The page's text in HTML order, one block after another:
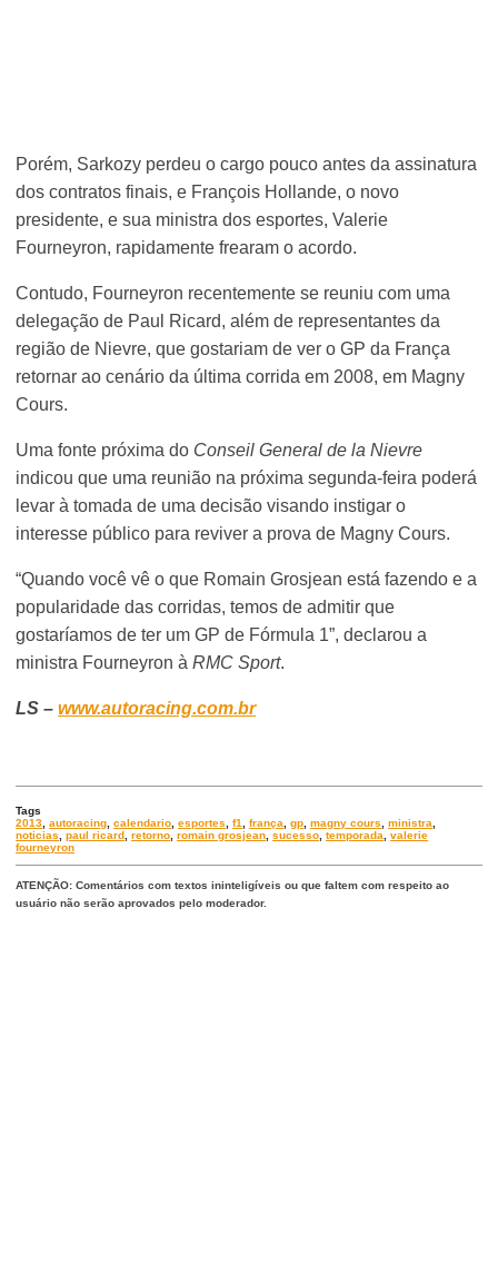
Porém, Sarkozy perdeu o cargo pouco antes da assinatura
dos contratos finais, e François Hollande, o novo
presidente, e sua ministra dos esportes, Valerie
Fourneyron, rapidamente frearam o acordo.
Contudo, Fourneyron recentemente se reuniu com uma
delegação de Paul Ricard, além de representantes da
região de Nievre, que gostariam de ver o GP da França
retornar ao cenário da última corrida em 2008, em Magny
Cours.
Uma fonte próxima do Conseil General de la Nievre
indicou que uma reunião na próxima segunda-feira poderá
levar à tomada de uma decisão visando instigar o
interesse público para reviver a prova de Magny Cours.
“Quando você vê o que Romain Grosjean está fazendo e a
popularidade das corridas, temos de admitir que
gostaríamos de ter um GP de Fórmula 1”, declarou a
ministra Fourneyron àRMC Sport.
LS –www.autoracing.com.br
Tags
2013 ,autoracing ,calendario ,esportes ,f1 ,frança ,gp ,magny cours ,ministra
noticias
,paul ricard ,retorno ,romain grosjean ,sucesso ,temporada ,valerie
fourneyron
ATENÇÃO: Comentários com textos ininteligíveis ou que faltem com respeito ao
usuário não serão aprovados pelo moderador.